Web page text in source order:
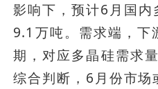
影响下，预计6月国
9.1万吨。需求端，下
期，对应多晶硅需求
综合判断，6月份市